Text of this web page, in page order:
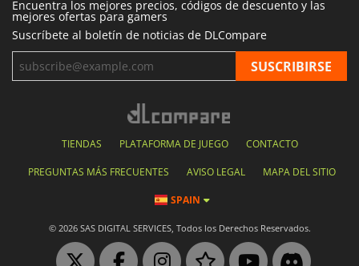
Encuentra los mejores precios, códigos de descuento y las
mejores ofertas para gamers
Suscríbete al boletín de noticias de DLCompare
TIENDAS PLATAFORMA DE JUEGO CONTACTO
PREGUNTAS MÁS FRECUENTES AVISO LEGAL MAPA DEL SITIO
SPAIN
© 2026 SAS DIGITAL SERVICES, Todos los Derechos Reservados.